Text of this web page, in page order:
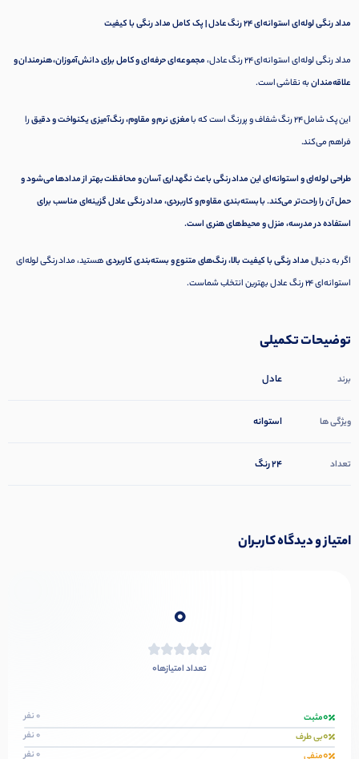
مداد رنگی لوله‌ای استوانه‌ای 24 رنگ عادل | پک کامل مداد رنگی با کیفیت
مداد رنگی لوله‌ای استوانه‌ای 24 رنگ عادل،
مجموعه‌ای حرفه‌ای و کامل برای دانش‌آموزان، هنرمندان و
علاقه‌مندانبه نقاشی است.
این پک شامل ۲۴ رنگ شفاف و پررنگ است که با مغزی نرم و مقاوم، رنگ‌آمیزی یکنواخت و دقیقرا
فراهم می‌کند.
طراحی لوله‌ای و استوانه‌ای این مداد رنگی باعث نگهداری آسان و محافظت بهتر از مدادها می‌شود و
حمل آن را راحت‌تر می‌کند. با بسته‌بندی مقاوم و کاربردی، مداد رنگی عادل گزینه‌ای مناسب برای
استفاده در مدرسه، منزل و محیط‌های هنری است.
اگر به دنبالمداد رنگی با کیفیت بالا، رنگ‌های متنوع و بسته‌بندی کاربردیهستید، مداد رنگی لوله‌ای
استوانه‌ای ۲۴ رنگ عادل بهترین انتخاب شماست.
توضیحات تکمیلی
برند عادل
ویژگی ها استوانه
تعداد 24 رنگ
امتیاز و دیدگاه کاربران
0
تعداد امتیازها0
0مثبت 0 نفر
0بی طرف 0 نفر
0 نفر